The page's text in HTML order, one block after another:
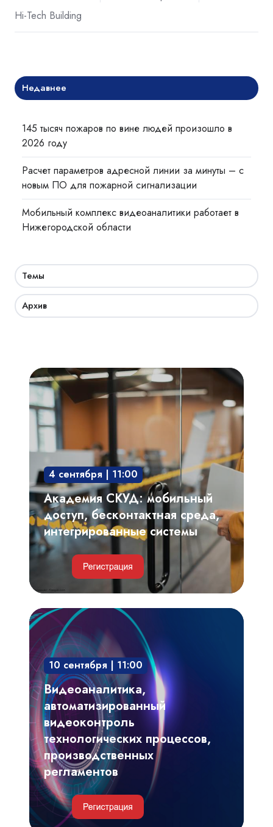
Hi-Tech Building
Недавнее
145 тысяч пожаров по вине людей произошло в
2026 году
Расчет параметров адресной линии за минуты – с
новым ПО для пожарной сигнализации
Мобильный комплекс видеоаналитики работает в
Нижегородской области
Темы
Архив
Академия
СКУД:
мобильный
доступ,
бесконтактная
интегрированные
системы
4 сентября | 11:00
Академия СКУД: мобильный
доступ, бесконтактная среда,
интегрированные системы
Видеоаналитика,
автоматизированный
видеоконтроль
технологических
процессов,
производственных
регламентов
10 сентября | 11:00
Видеоаналитика,
автоматизированный
видеоконтроль
технологических процессов,
производственных
регламентов